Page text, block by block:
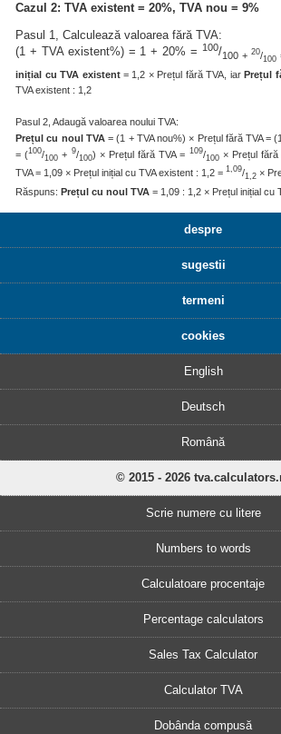
Cazul 2: TVA existent = 20%, TVA nou = 9%
Pasul 1, Calculează valoarea fără TVA:
(1 + TVA existent%) = 1 + 20% = 100/100 + 20/100
inițial cu TVA existent= 1,2 × Prețul fără TVA, iarPrețul
TVA existent : 1,2
Pasul 2, Adaugă valoarea noului TVA:
Prețul cu noul TVA= (1 + TVA nou%) × Prețul fără TVA =
= (100/100 + 9/100) × Prețul fără TVA = 109/100× Prețul fără
TVA = 1,09 × Prețul inițial cu TVA existent : 1,2 =1,09/1,2 ×
Răspuns:Prețul cu noul TVA = 1,09 : 1,2 × Prețul inițial cu
despre
sugestii
termeni
cookies
English
Deutsch
Română
© 2015 - 2026
Scrie numere cu litere
Numbers to words
Calculatoare procentaje
Percentage calculators
Sales Tax Calculator
Calculator TVA
Dobânda compusă